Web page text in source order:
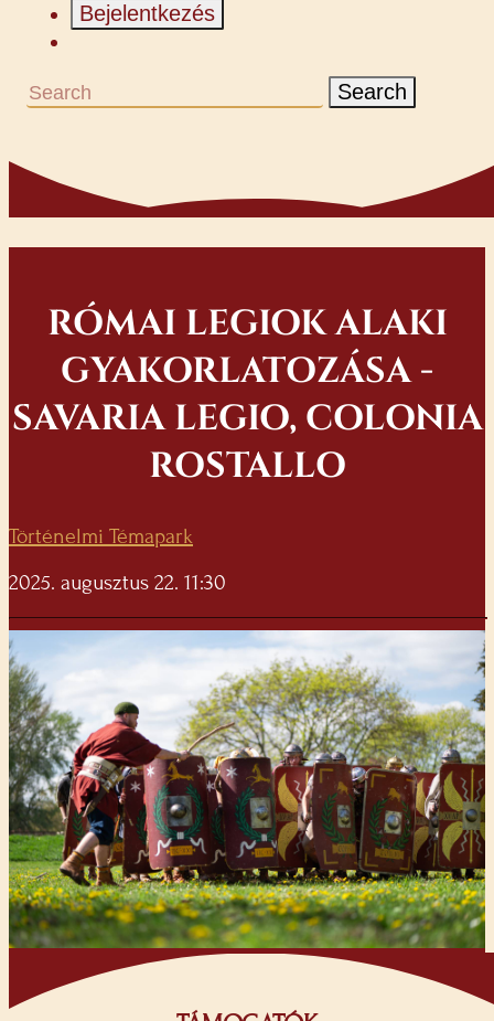
Bejelentkezés
Search
RÓMAI LEGIOK ALAKI
GYAKORLATOZÁSA -
SAVARIA LEGIO, COLONIA
ROSTALLO
Történelmi Témapark
2025. augusztus 22. 11:30